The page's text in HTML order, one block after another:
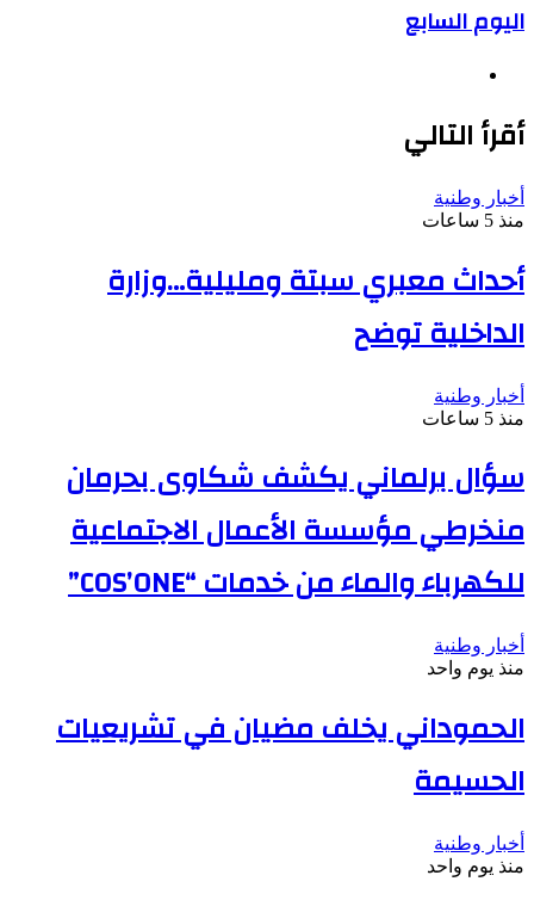
اليوم السابع
أقرأ التالي
أخبار وطنية
منذ 5 ساعات
أحداث معبري سبتة ومليلية…وزارة
الداخلية توضح
أخبار وطنية
منذ 5 ساعات
سؤال برلماني يكشف شكاوى بحرمان
منخرطي مؤسسة الأعمال الاجتماعية
للكهرباء والماء من خدمات “COS’ONE”
أخبار وطنية
منذ يوم واحد
الحموداني يخلف مضيان في تشريعيات
الحسيمة
أخبار وطنية
منذ يوم واحد